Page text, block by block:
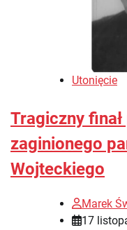
Utonięcie
Tragiczny
zaginionego
Wojteckiego
Marek
17